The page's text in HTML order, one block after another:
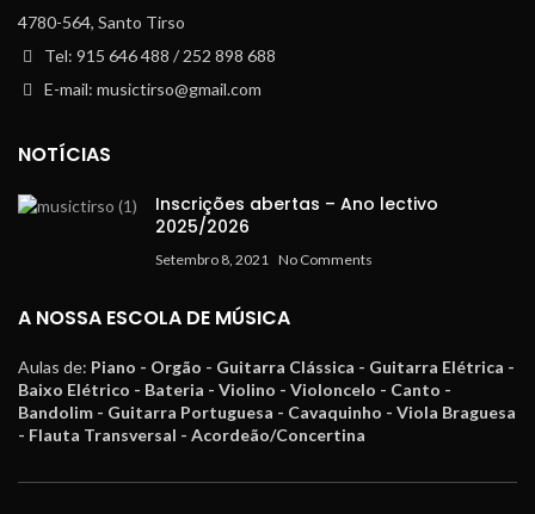
4780-564, Santo Tirso
Tel: 915 646 488 / 252 898 688
E-mail: musictirso@gmail.com
NOTÍCIAS
Inscrições abertas – Ano lectivo
2025/2026
Setembro 8, 2021 No Comments
A NOSSA ESCOLA DE MÚSICA
Aulas de: Piano - Orgão - Guitarra Clássica - Guitarra Elétrica -
Baixo Elétrico - Bateria - Violino - Violoncelo - Canto -
Bandolim - Guitarra Portuguesa - Cavaquinho - Viola Braguesa
- Flauta Transversal - Acordeão/Concertina